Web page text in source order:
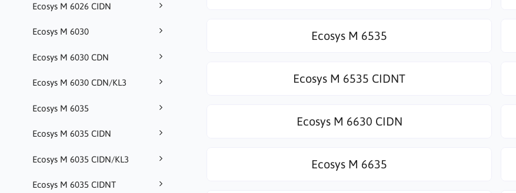
Ecosys M 6026 CIDN
Ecosys M 6030
Ecosys M 6030 CDN
Ecosys M 6030 CDN/KL3
Ecosys M 6035
Ecosys M 6035 CIDN
Ecosys M 6035 CIDN/KL3
Ecosys M 6035 CIDNT
Ecosys M 6535
Ecosys M 6535 CIDNT
Ecosys M 6630 CIDN
Ecosys M 6635